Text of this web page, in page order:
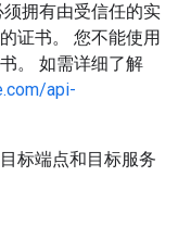
拥有由受信任的实
证书。 您不能使用
。 如需详细了解
api-
标端点和目标服务